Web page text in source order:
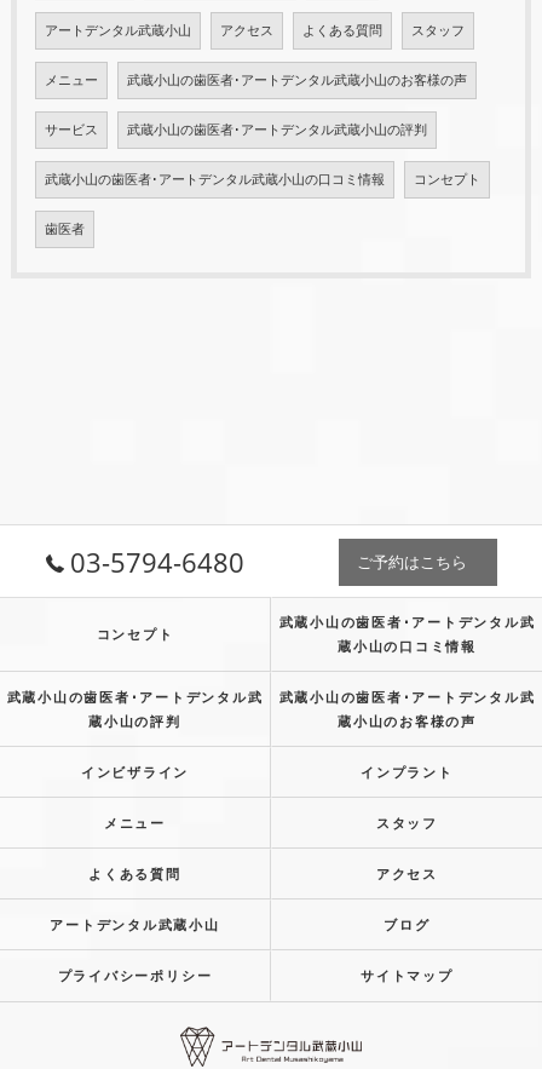
アートデンタル武蔵小山 アクセス よくある質問 スタッフ
メニュー 武蔵小山の歯医者･アートデンタル武蔵小山のお客様の声
サービス 武蔵小山の歯医者･アートデンタル武蔵小山の評判
武蔵小山の歯医者･アートデンタル武蔵小山の口コミ情報 コンセプト
歯医者
03-5794-6480 ご予約はこちら
コンセプト
武蔵小山の歯医者･アートデンタル武
蔵小山の口コミ情報
武蔵小山の歯医者･アートデンタル武
蔵小山の評判
武蔵小山の歯医者･アートデンタル武
蔵小山のお客様の声
インビザライン インプラント
メニュー スタッフ
よくある質問 アクセス
アートデンタル武蔵小山 ブログ
プライバシーポリシー サイトマップ